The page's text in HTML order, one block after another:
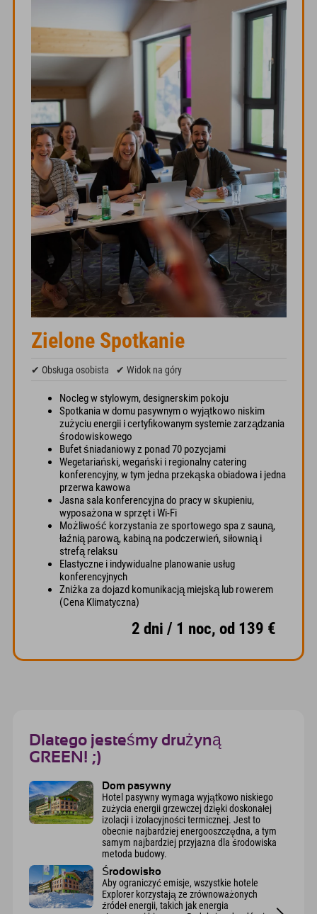
Zielone Spotkanie
✔ Obsługa osobista ✔ Widok na góry
Nocleg w stylowym, designerskim pokoju
Spotkania w domu pasywnym o wyjątkowo niskim
zużyciu energii i certyfikowanym systemie zarządzania
środowiskowego
Bufet śniadaniowy z ponad 70 pozycjami
Wegetariański, wegański i regionalny catering
konferencyjny, w tym jedna przekąska obiadowa i jedna
przerwa kawowa
Jasna sala konferencyjna do pracy w skupieniu,
wyposażona w sprzęt i Wi-Fi
Możliwość korzystania ze sportowego spa z sauną,
łaźnią parową, kabiną na podczerwień, siłownią i
strefą relaksu
Elastyczne i indywidualne planowanie usług
konferencyjnych
Zniżka za dojazd komunikacją miejską lub rowerem
(Cena Klimatyczna)
2 dni / 1 noc, od 139 €
Dlatego jesteśmy drużyną
GREEN! ;)
Dom pasywny
Hotel pasywny wymaga wyjątkowo niskiego
zużycia energii grzewczej dzięki doskonałej
izolacji i izolacyjności termicznej. Jest to
obecnie najbardziej energooszczędna, a tym
samym najbardziej przyjazna dla środowiska
metoda budowy.
Środowisko
Aby ograniczyć emisje, wszystkie hotele
Explorer korzystają ze zrównoważonych
źródeł energii, takich jak energia